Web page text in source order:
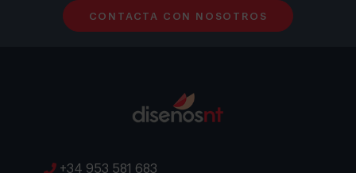
CONTACTA CON NOSOTROS
+34 953 581 683